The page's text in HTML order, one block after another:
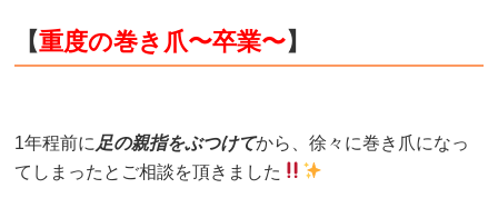
【重度の巻き爪〜卒業〜】
1年程前に 足の親指をぶつけてから、徐々に巻き爪になっ
てしまったとご相談を頂きました